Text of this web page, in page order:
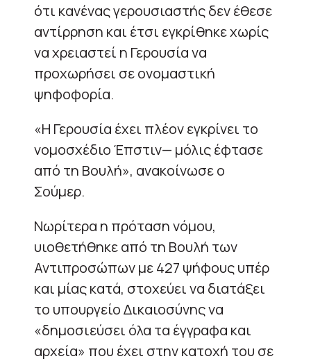
ότι κανένας γερουσιαστής δεν έθεσε
αντίρρηση και έτσι εγκρίθηκε χωρίς
να χρειαστεί η Γερουσία να
προχωρήσει σε ονομαστική
ψηφοφορία.
«Η Γερουσία έχει πλέον εγκρίνει το
νομοσχέδιο Έπστιν— μόλις έφτασε
από τη Βουλή», ανακοίνωσε ο
Σούμερ.
Νωρίτερα η πρόταση νόμου,
υιοθετήθηκε από τη Βουλή των
Αντιπροσώπων με 427 ψήφους υπέρ
και μίας κατά, στοχεύει να διατάξει
το υπουργείο Δικαιοσύνης να
«δημοσιεύσει όλα τα έγγραφα και
αρχεία» που έχει στην κατοχή του σε